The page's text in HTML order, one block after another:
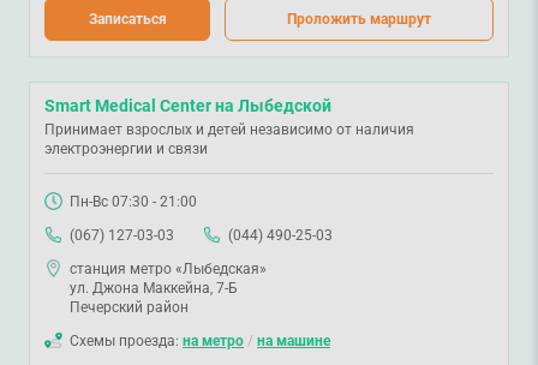
Записаться Проложить маршрут
Smart Medical Center на Лыбедской
Принимает взрослых и детей независимо от наличия
электроэнергии и связи
Пн-Вс 07:30 - 21:00
(067) 127-03-03
(044) 490-25-03
станция метро «Лыбедская»
ул. Джона Маккейна, 7-Б
Печерский район
Схемы проезда: на метро / на машине